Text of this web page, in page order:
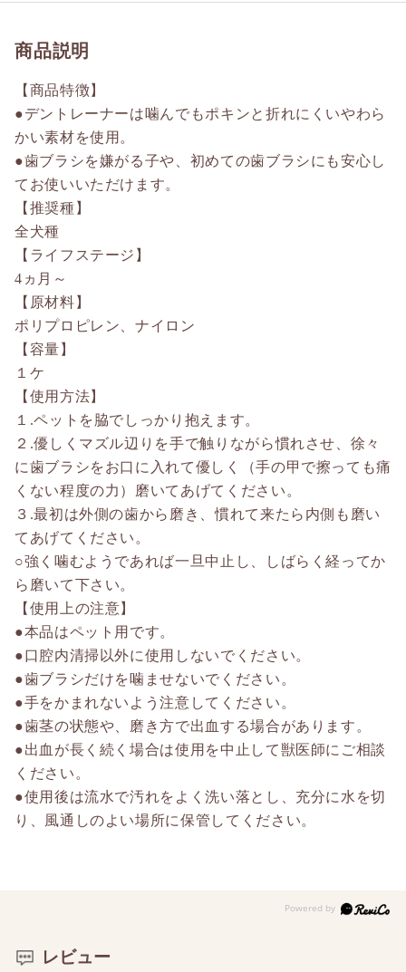
商品説明
【商品特徴】
●デントレーナーは噛んでもポキンと折れにくいやわら
かい素材を使用。
●歯ブラシを嫌がる子や、初めての歯ブラシにも安心し
てお使いいただけます。
【推奨種】
全犬種
【ライフステージ】
4ヵ月～
【原材料】
ポリプロピレン、ナイロン
【容量】
１ケ
【使用方法】
１.ペットを脇でしっかり抱えます。
２.優しくマズル辺りを手で触りながら慣れさせ、徐々
に歯ブラシをお口に入れて優しく（手の甲で擦っても痛
くない程度の力）磨いてあげてください。
３.最初は外側の歯から磨き、慣れて来たら内側も磨い
てあげてください。
○強く噛むようであれば一旦中止し、しばらく経ってか
ら磨いて下さい。
【使用上の注意】
●本品はペット用です。
●口腔内清掃以外に使用しないでください。
●歯ブラシだけを噛ませないでください。
●手をかまれないよう注意してください。
●歯茎の状態や、磨き方で出血する場合があります。
●出血が長く続く場合は使用を中止して獣医師にご相談
ください。
●使用後は流水で汚れをよく洗い落とし、充分に水を切
り、風通しのよい場所に保管してください。
レビュー